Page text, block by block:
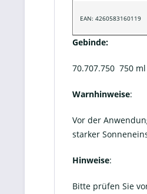
EAN: 4260583160119
Gebinde:
70.707.750 750
Warnhinweise:
Vor der
starker
Hinweise:
Bitte prüfen Sie